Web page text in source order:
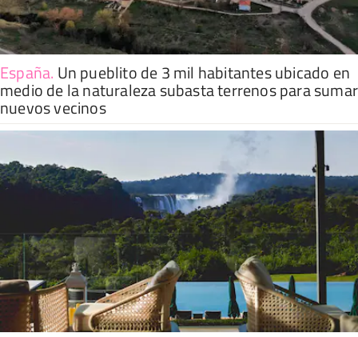
España. Un pueblito de 3 mil habitantes ubicado en
medio de la naturaleza subasta terrenos para sumar
nuevos vecinos